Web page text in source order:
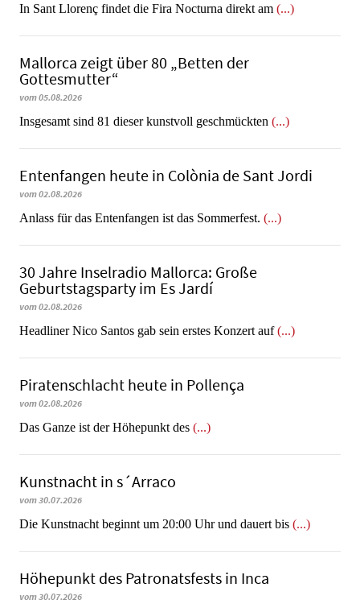
In Sant Llorenç findet die Fira Nocturna direkt am (...)
Mallorca zeigt über 80 „Betten der
Gottesmutter“
vom 05.08.2026
Insgesamt sind 81 dieser kunstvoll geschmückten (...)
Entenfangen heute in Colònia de Sant Jordi
vom 02.08.2026
Anlass für das Entenfangen ist das Sommerfest. (...)
30 Jahre Inselradio Mallorca: Große
Geburtstagsparty im Es Jardí
vom 02.08.2026
Headliner Nico Santos gab sein erstes Konzert auf(...)
Piratenschlacht heute in Po­llen­ça
vom 02.08.2026
​​​​​​​Das Ganze ist der Höhepunkt des (...)
Kunstnacht in s´Arraco
vom 30.07.2026
Die Kunstnacht beginnt um 20:00 Uhr und dauert bis (...)
Höhepunkt des Patronatsfests in Inca
vom 30.07.2026